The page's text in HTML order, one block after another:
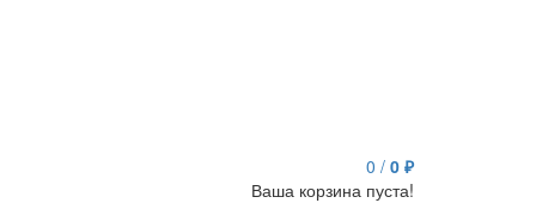
0 / 0 ₽
Ваша корзина пуста!